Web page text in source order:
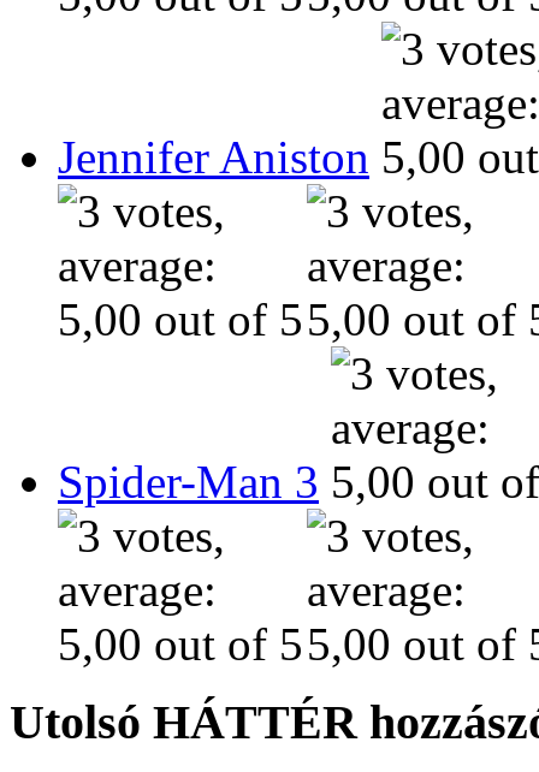
Jennifer Aniston
Spider-Man 3
Utolsó HÁTTÉR